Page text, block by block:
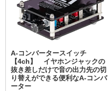
A-コンバータースイッチ
【4ch】 イヤホンジャックの
抜き差しだけで音の出力先の切
り替えができる便利なA-コンバ
ーター